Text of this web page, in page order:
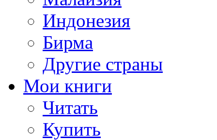
Индонезия
Бирма
Другие страны
Мои книги
Читать
Купить